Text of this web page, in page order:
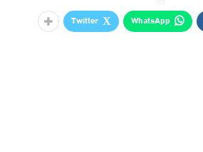
WhatsApp
Twitter